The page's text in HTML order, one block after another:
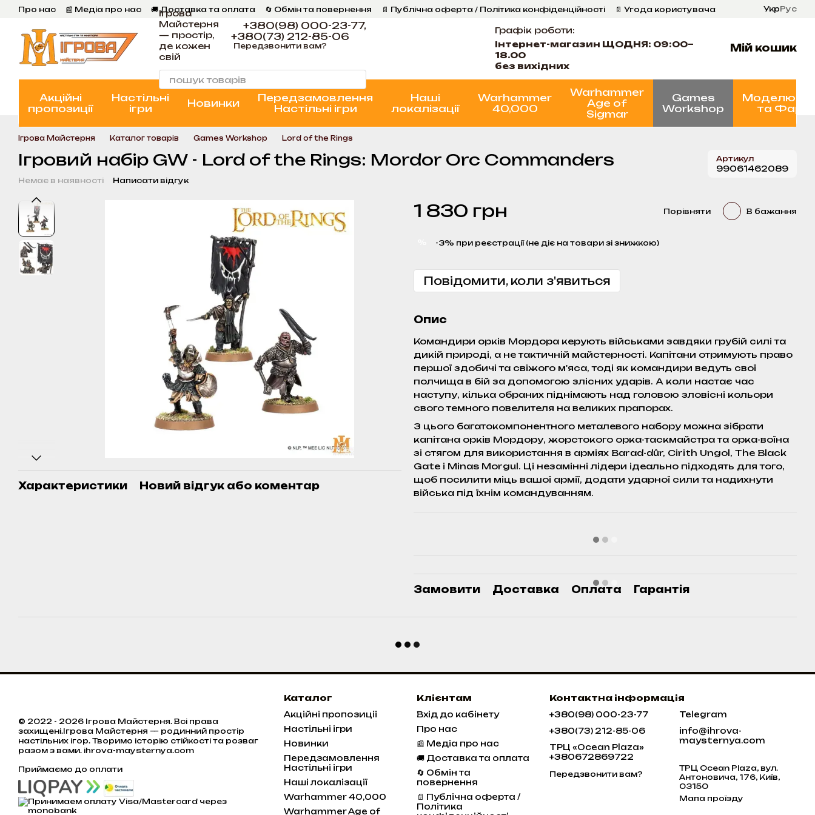
Перейти к основному контенту
Про нас 📰 Медіа про нас 🚚 Доставка та оплата 🔄 Обмін та повернення 📄 Публічна оферта / Політика конфіденційності
📄 Угода користувача
📞 Контакти Ігрова Майстерня Програма Лояльності
УкрРус
Ігрова
Майстерня
— простір,
де кожен
свій
+380(98) 000-23-77,
+380(73) 212-85-06
Передзвонити вам?
Графік роботи:
Інтернет-магазин ЩОДНЯ: 09:00–
18.00
без вихідних
Мій кошик
Акційні
пропозиції
Настільні
ігри
Новинки
Передзамовлення
Настільні ігри
Наші
локалізації
Warhammer
40,000
Warhammer
Age of
Sigmar
Games
Workshop
та
Ігрова Майстерня Каталог товарів Games Workshop Lord of the Rings
Ігровий набір GW - Lord of the Rings: Mordor Orc Commanders Артикул
99061462089
Немає в наявності Написати відгук
Характеристики Новий відгук або коментар
1 830 грн Порівняти В бажання
-3% при реєстрації (не діє на товари зі знижкою)
Повідомити, коли з'явиться
Опис
Командири орків Мордора керують військами завдяки грубій силі та
дикій природі, а не тактичній майстерності. Капітани отримують право
першої здобичі та свіжого м'яса, тоді як командири ведуть свої
полчища в бій за допомогою злісних ударів. А коли настає час
наступу, кілька обраних піднімають над головою зловісні кольори
свого темного повелителя на великих прапорах.
З цього багатокомпонентного металевого набору можна зібрати
капітана орків Мордору, жорстокого орка-таскмайстра та орка-воїна
зі стягом для використання в арміях Barad-dûr, Cirith Ungol, The Black
Gate і Minas Morgul. Ці незамінні лідери ідеально підходять для того,
щоб посилити міць вашої армії, додати ударної сили та надихнути
війська під їхнім командуванням.
Замовити Доставка Оплата Гарантія
© 2022 - 2026 Ігрова Майстерня. Всі права
захищені.Ігрова Майстерня — родинний простір
настільних ігор. Творимо історію стійкості та розваг
разом з вами. ihrova-maysternya.com
Приймаємо до оплати
Каталог
Акційні пропозиції
Настільні ігри
Новинки
Передзамовлення
Настільні ігри
Наші локалізації
Warhammer 40,000
Warhammer Age of
Клієнтам
Вхід до кабінету
Про нас
📰 Медіа про нас
🚚 Доставка та оплата
🔄 Обмін та
повернення
📄 Публічна оферта /
Політика
Контактна інформація
+380(98) 000-23-77
+380(73) 212-85-06
ТРЦ «Ocean Plaza»
+380672869722
Передзвонити вам?
Telegram
info@ihrova-
maysternya.com
ТРЦ Ocean Plaza, вул.
Антоновича, 176, Київ,
03150
Мапа проїзду